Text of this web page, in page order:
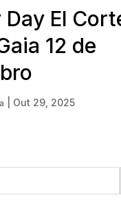
El
12 de
Out 29, 2025